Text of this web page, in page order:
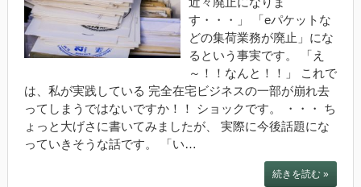
す・・・」 「eパケットな
どの集荷業務が廃止」にな
るという事実です。 「え
～！！なんと！！」 これで
は、私が実践している 完全在宅ビジネスの一部が崩れ去
ってしまうではないですか！！ ショックです。 ・・・ ち
ょっと大げさに書いてみましたが、 実際に今後話題にな
っていきそうな話です。 「い…
続きを読む »